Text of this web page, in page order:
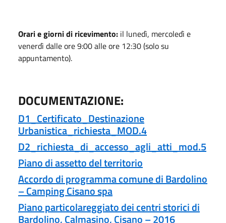
Orari e giorni di ricevimento: il lunedì, mercoledì e
venerdì dalle ore 9:00 alle ore 12:30 (solo su
appuntamento).
DOCUMENTAZIONE:
D1_Certificato_Destinazione
Urbanistica_richiesta_MOD.4
D2_richiesta_di_accesso_agli_atti_mod.5
Piano di assetto del territorio
Accordo di programma comune di Bardolino
– Camping Cisano spa
Piano particolareggiato dei centri storici di
Bardolino, Calmasino, Cisano – 2016